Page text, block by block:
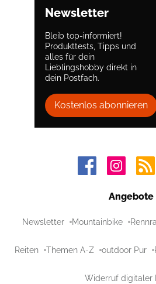
Newsletter
Bleib top-informiert!
Produkttests, Tipps und
alles für dein
Lieblingshobby direkt in
dein Postfach.
Kostenlos abonnieren
Angebote
Newsletter Mountainbike
Reiten Themen A-Z outdoor Pur
Widerruf digitaler